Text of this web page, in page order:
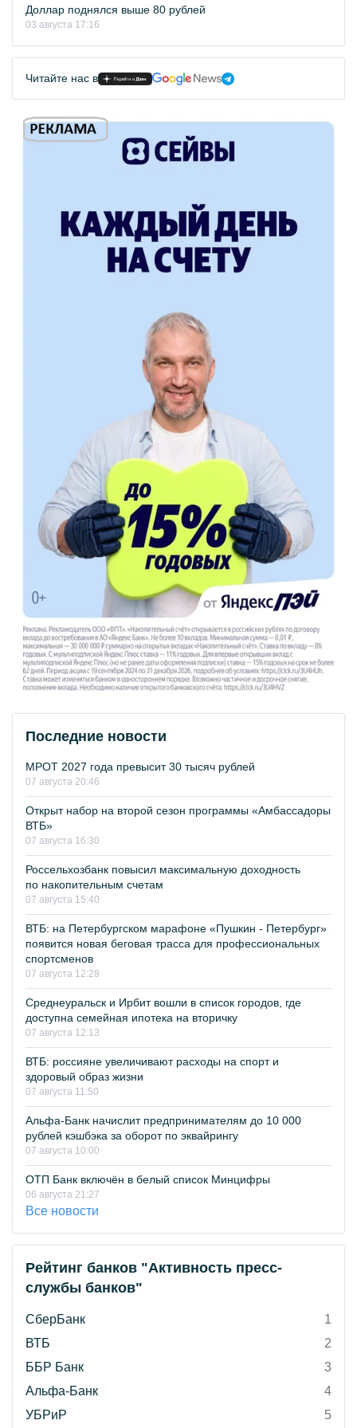
Доллар поднялся выше 80 рублей
03 августа 17:16
Читайте нас в
Последние новости
МРОТ 2027 года превысит 30 тысяч рублей
07 августа 20:46
Открыт набор на второй сезон программы «Амбассадоры
ВТБ»
07 августа 16:30
Россельхозбанк повысил максимальную доходность
по накопительным счетам
07 августа 15:40
ВТБ: на Петербургском марафоне «Пушкин - Петербург»
появится новая беговая трасса для профессиональных
спортсменов
07 августа 12:28
Среднеуральск и Ирбит вошли в список городов, где
доступна семейная ипотека на вторичку
07 августа 12:13
ВТБ: россияне увеличивают расходы на спорт и
здоровый образ жизни
07 августа 11:50
Альфа-Банк начислит предпринимателям до 10 000
рублей кэшбэка за оборот по эквайрингу
07 августа 10:00
ОТП Банк включён в белый список Минцифры
06 августа 21:27
Все новости
Рейтинг банков "Активность пресс-
службы банков"
СберБанк
1
ВТБ
2
ББР Банк
3
Альфа-Банк
4
УБРиР
5